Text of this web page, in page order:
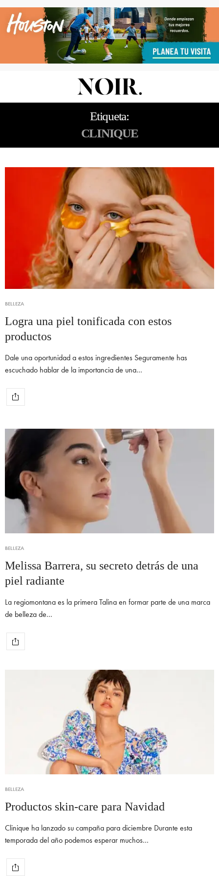
Etiqueta:
CLINIQUE
BELLEZA
Logra una piel tonificada con estos
productos
Dale una oportunidad a estos ingredientes Seguramente has
escuchado hablar de la importancia de una…
BELLEZA
Melissa Barrera, su secreto detrás de una
piel radiante
La regiomontana es la primera Talina en formar parte de una marca
de belleza de…
BELLEZA
Productos skin-care para Navidad
Clinique ha lanzado su campaña para diciembre Durante esta
temporada del año podemos esperar muchos…